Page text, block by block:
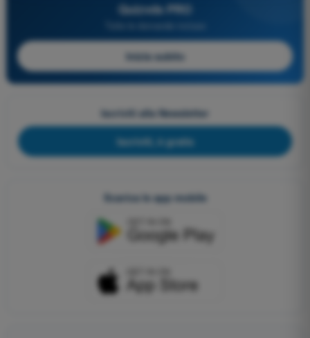
Quizvds PRO
Inizia subito
Iscriviti alla Newsletter
Iscriviti, è gratis
Scarica le app mobile